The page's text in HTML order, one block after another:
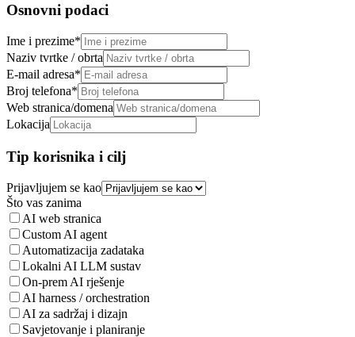
Osnovni podaci
Ime i prezime*
Naziv tvrtke / obrta
E-mail adresa*
Broj telefona*
Web stranica/domena
Lokacija
Tip korisnika i cilj
Prijavljujem se kao
Što vas zanima
AI web stranica
Custom AI agent
Automatizacija zadataka
Lokalni AI LLM sustav
On-prem AI rješenje
AI harness / orchestration
AI za sadržaj i dizajn
Savjetovanje i planiranje